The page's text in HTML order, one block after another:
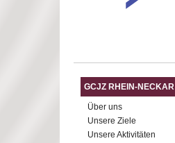
GCJZ RHEIN-NECKAR
Über uns
Unsere Ziele
Unsere Aktivitäten